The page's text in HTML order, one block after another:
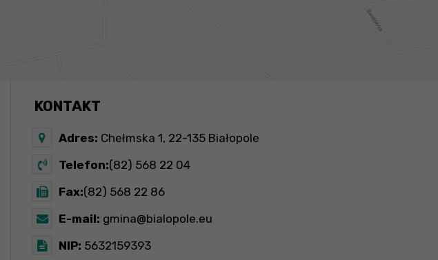
KONTAKT
Adres: Chełmska 1, 22-135 Białopole
Telefon:(82) 568 22 04
Fax:(82) 568 22 86
E-mail: gmina@bialopole.eu
NIP: 5632159393